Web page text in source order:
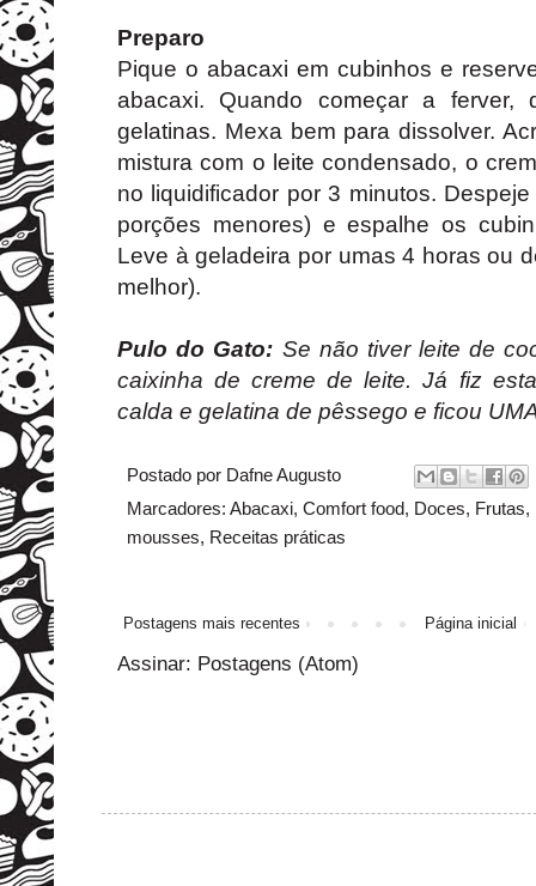
Preparo
Pique o abacaxi em cubinhos e
abacaxi. Quando começar a
gelatinas. Mexa bem para dissolver.
mistura com o leite condensado, o
no liquidificador por 3 minutos.
porções menores) e espalhe os
Leve à geladeira por umas 4 horas ou
melhor).
Pulo do Gato: Se não tiver leite de
caixinha de creme de leite. Já fiz
calda e gelatina de pêssego e ficou
Postado por Dafne Augusto
Marcadores: Abacaxi, Comfort food, Doces, Frutas,
mousses, Receitas práticas
Postagens mais recentes Página inicial
Assinar: Postagens (Atom)